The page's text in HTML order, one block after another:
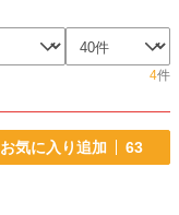
4件
お気に入り追加 63